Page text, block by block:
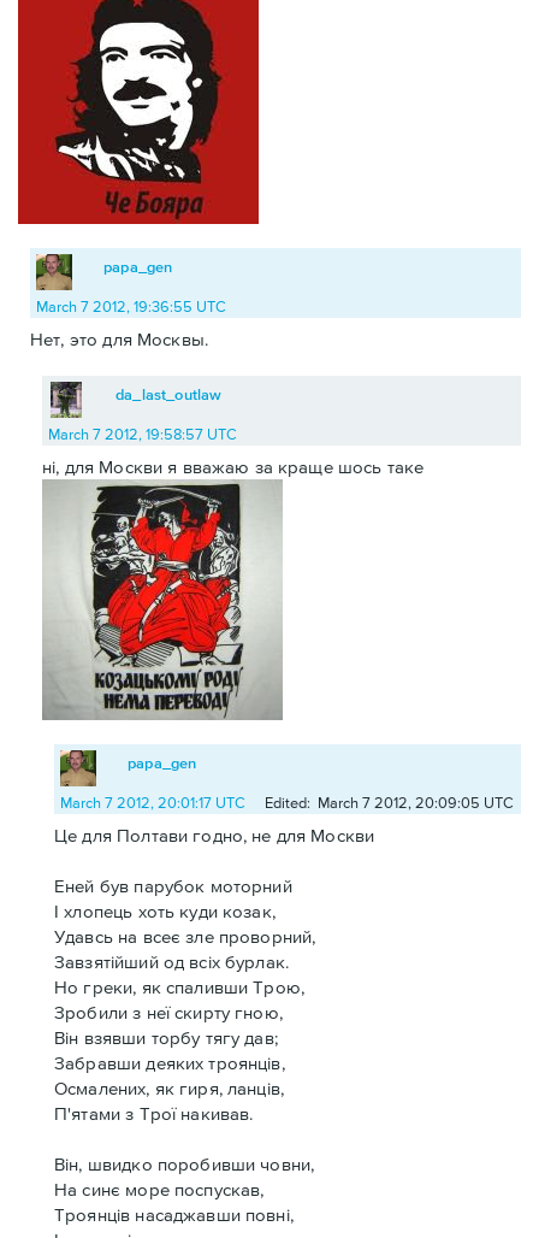
papa_gen
March 7 2012, 19:36:55 UTC
Нет, это для Москвы.
da_last_outlaw
March 7 2012, 19:58:57 UTC
ні, для Москви я вважаю за краще шось таке
papa_gen
March 7 2012, 20:01:17 UTC Edited: March 7 2012, 20:09:05 UTC
Це для Полтави годно, не для Москви
Еней був парубок моторний
І хлопець хоть куди козак,
Удавсь на всеє зле проворний,
Завзятійший од всіх бурлак.
Но греки, як спаливши Трою,
Зробили з неї скирту гною,
Він взявши торбу тягу дав;
Забравши деяких троянців,
Осмалених, як гиря, ланців,
П'ятами з Трої накивав.
Він, швидко поробивши човни,
На синє море поспускав,
Троянців насаджавши повні,